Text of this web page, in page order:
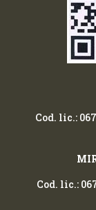
Cod. lic.:
Cod. lic.: